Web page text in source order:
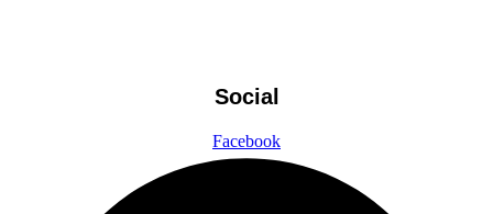
Social
Facebook